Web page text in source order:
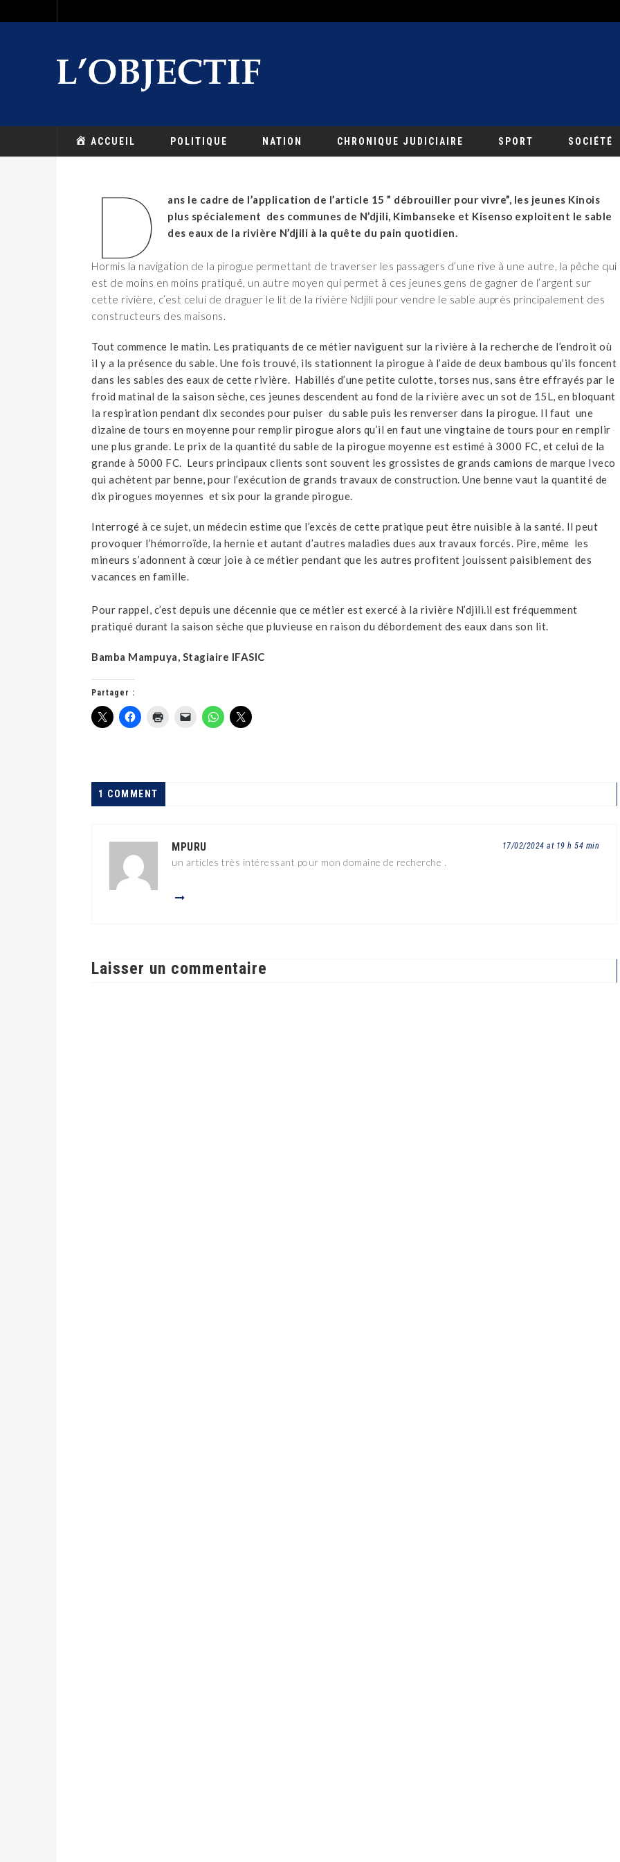
ACCUEIL POLITIQUE NATION CHRONIQUE JUDICIAIRE SPORT SOCIÉTÉ
D
ans le cadre de l’application de l’article 15 ” débrouiller pour vivre”, les jeunes Kinois
plus spécialement des communes de N’djili, Kimbanseke et Kisenso exploitent le sable
des eaux de la rivière N’djili à la quête du pain quotidien.
Hormis la navigation de la pirogue permettant de traverser les passagers d’une rive à une autre, la pêche qui
est de moins en moins pratiqué, un autre moyen qui permet à ces jeunes gens de gagner de l’argent sur
cette rivière, c’est celui de draguer le lit de la rivière Ndjili pour vendre le sable auprès principalement des
constructeurs des maisons.
Tout commence le matin. Les pratiquants de ce métier naviguent sur la rivière à la recherche de l’endroit où
il y a la présence du sable. Une fois trouvé, ils stationnent la pirogue à l’aide de deux bambous qu’ils foncent
dans les sables des eaux de cette rivière. Habillés d’une petite culotte, torses nus, sans être effrayés par le
froid matinal de la saison sèche, ces jeunes descendent au fond de la rivière avec un sot de 15L, en bloquant
la respiration pendant dix secondes pour puiser du sable puis les renverser dans la pirogue. Il faut une
dizaine de tours en moyenne pour remplir pirogue alors qu’il en faut une vingtaine de tours pour en remplir
une plus grande. Le prix de la quantité du sable de la pirogue moyenne est estimé à 3000 FC, et celui de la
grande à 5000 FC. Leurs principaux clients sont souvent les grossistes de grands camions de marque Iveco
qui achètent par benne, pour l’exécution de grands travaux de construction. Une benne vaut la quantité de
dix pirogues moyennes et six pour la grande pirogue.
Interrogé à ce sujet, un médecin estime que l’excès de cette pratique peut être nuisible à la santé. Il peut
provoquer l’hémorroïde, la hernie et autant d’autres maladies dues aux travaux forcés. Pire, même les
mineurs s’adonnent à cœur joie à ce métier pendant que les autres profitent jouissent paisiblement des
vacances en famille.
Pour rappel, c’est depuis une décennie que ce métier est exercé à la rivière N’djili.il est fréquemment
pratiqué durant la saison sèche que pluvieuse en raison du débordement des eaux dans son lit.
Bamba Mampuya, Stagiaire IFASIC
Partager :
1 COMMENT
MPURU 17/02/2024 at 19 h 54 min
un articles très intéressant pour mon domaine de recherche .
Laisser un commentaire
LA CENI PUBLIE LA LISTE
DÉFINITIVE DES
AMBONGO À LA
COMITÉ DE DU
SOLIDARITÉ
22/04/2020